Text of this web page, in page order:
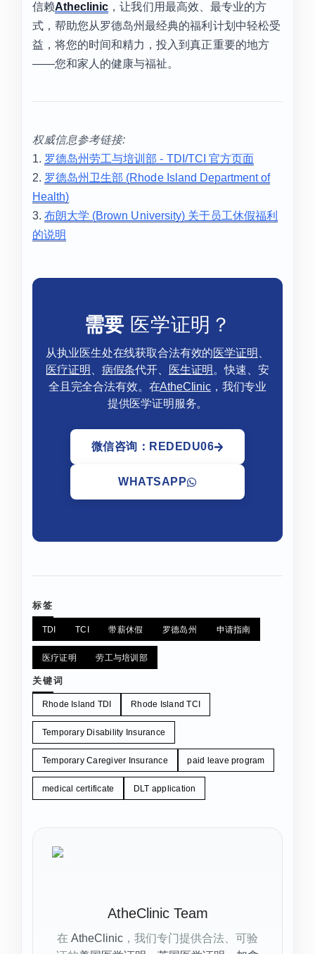
信赖Atheclinic ，让我们用最高效、最专业的方
式，帮助您从罗德岛州最经典的福利计划中轻松受
益，将您的时间和精力，投入到真正重要的地方
——您和家人的健康与福祉。
权威信息参考链接:
1. 罗德岛州劳工与培训部 - TDI/TCI 官方页面
2. 罗德岛州卫生部 (Rhode Island Department of
Health)
3.布朗大学 (Brown University) 关于员工休假福利
的说明
需要 医学证明？
从执业医生处在线获取合法有效的医学证明
医疗证明
病假条代开、 医生证明 。快速、安
全且完全合法有效。在AtheClinic，我们专业
提供医学证明服务。
微信咨询：REDEDU06
WHATSAPP
标签
TDI TCI 带薪休假 罗德岛州 申请指南
医疗证明 劳工与培训部
关键词
Rhode Island TDI Rhode Island TCI
Temporary Disability Insurance
Temporary Caregiver Insurance paid leave program
medical certificate DLT application
AtheClinic Team
在 AtheClinic ，我们专门提供合法、可验